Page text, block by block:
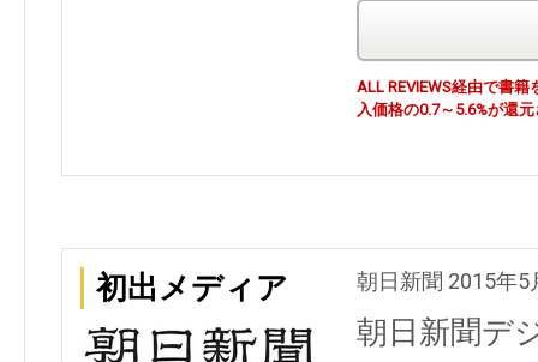
ALL REVIEWS経由で書
入価格の0.7～5.6%が還
初出メディア 朝日新聞 2015年5
朝日新聞デ